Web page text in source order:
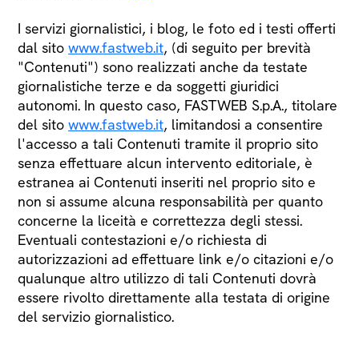
I servizi giornalistici, i blog, le foto ed i testi offerti
dal sito www.fastweb.it, (di seguito per brevità
"Contenuti") sono realizzati anche da testate
giornalistiche terze e da soggetti giuridici
autonomi. In questo caso, FASTWEB S.p.A., titolare
del sito www.fastweb.it, limitandosi a consentire
l'accesso a tali Contenuti tramite il proprio sito
senza effettuare alcun intervento editoriale, è
estranea ai Contenuti inseriti nel proprio sito e
non si assume alcuna responsabilità per quanto
concerne la liceità e correttezza degli stessi.
Eventuali contestazioni e/o richiesta di
autorizzazioni ad effettuare link e/o citazioni e/o
qualunque altro utilizzo di tali Contenuti dovrà
essere rivolto direttamente alla testata di origine
del servizio giornalistico.